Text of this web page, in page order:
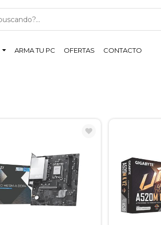
ARMA TU PC OFERTAS CONTACTO